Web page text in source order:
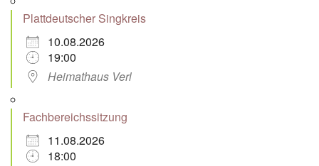
Plattdeutscher Singkreis
10.08.2026
19:00
Heimathaus Verl
Fachbereichssitzung
11.08.2026
18:00